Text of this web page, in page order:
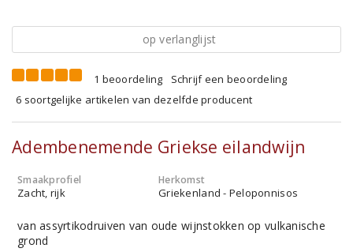
op verlanglijst
1 beoordeling
Schrijf een beoordeling
6 soortgelijke artikelen van dezelfde producent
Adembenemende Griekse eilandwijn
Smaakprofiel
Zacht, rijk
Herkomst
Griekenland - Peloponnisos
van assyrtikodruiven van oude wijnstokken op vulkanische
grond